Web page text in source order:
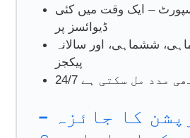
– ایک وقت میں کئی
ڈیوائسز پر
ششماہی، اور سالانہ
پیکجز
بھی مدد مل سکتی ہے
کا جائزہ –